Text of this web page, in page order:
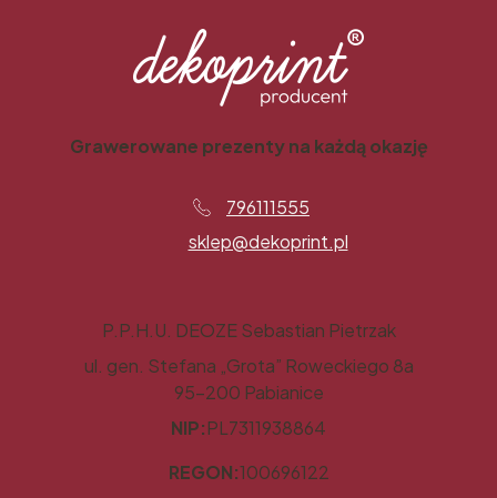
Grawerowane prezenty na każdą okazję
796111555
sklep@dekoprint.pl
P.P.H.U. DEOZE Sebastian Pietrzak
ul. gen. Stefana „Grota” Roweckiego 8a
95-200 Pabianice
NIP:PL7311938864
REGON:100696122